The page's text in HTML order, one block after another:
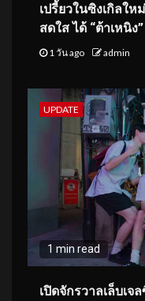
เปรี้ยวในซิงเกิลให
สดใส ได้ “ต้าเหนิ
1 วัน ago admin
UPDATE
1 min read
เปิดจักรวาลเล็บเจ